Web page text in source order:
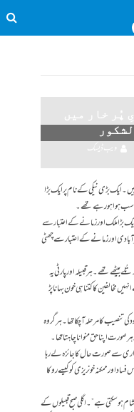
پُر خار میں
ویب ڈیسک
ایک بڑی نیکی کے نام پر ایک بڑا
سب ہوا ہو رہے تھے۔
بڑا ملک اور زمانے کے اعتبار سے
آبادی اور زمانے کے اعتبار سے چھٹی
بیٹھے تھے۔ ہر قبیلہ اور پارٹی یہ
مخالفین کا کتنا ہی خون بہانا پڑ
تنصیب کا مرحلہ آچکا تھا۔ہر گروہ
اپنا حق منوانا چاہتا تھا۔
سے صورت حال کا جائزہ لے رہا
اور ممکنہ خونریزی کو کیسے روکا
ہو سکتی ہے”۔ اگلی صبح قبیلوں کے